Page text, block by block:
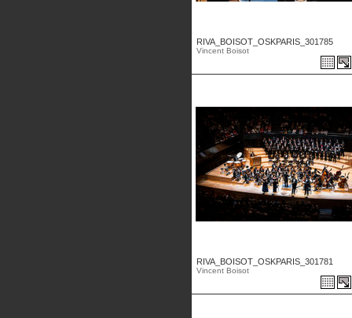
RIVA_BOISOT_OSKPARIS_301785
Vincent Boisot
RIVA_BOISOT_OSKPARIS_301781
Vincent Boisot